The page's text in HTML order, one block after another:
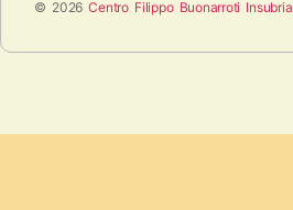
© 2026Centro Filippo Buonarroti Insubria